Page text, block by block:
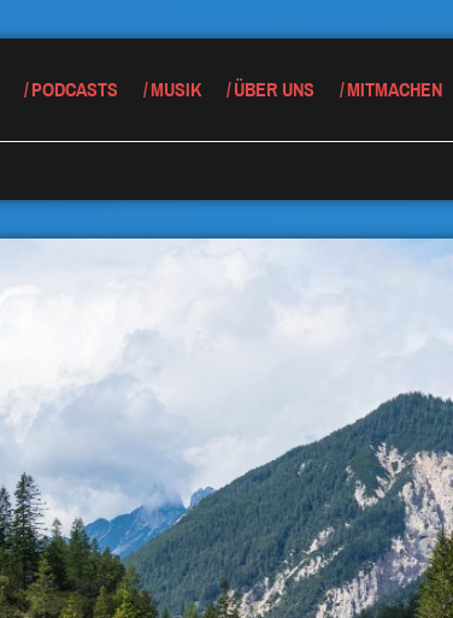
PODCASTS MUSIK ÜBER UNS MITMACHEN